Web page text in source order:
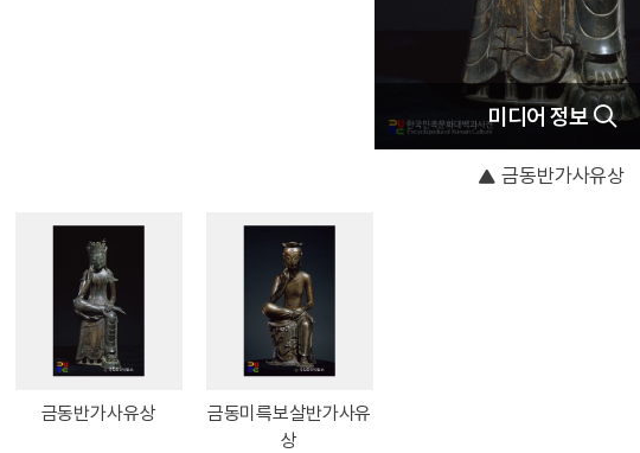
미디어 정보
금동반가사유상
금동반가사유상
금동미륵보살반가사유
상